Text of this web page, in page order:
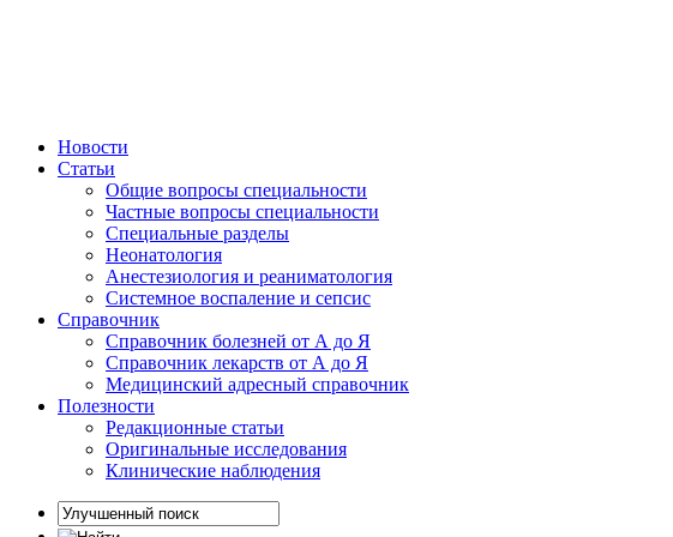
Новости
Статьи
Общие вопросы специальности
Частные вопросы специальности
Специальные разделы
Неонатология
Анестезиология и реаниматология
Системное воспаление и сепсис
Справочник
Справочник болезней от А до Я
Справочник лекарств от А до Я
Медицинский адресный справочник
Полезности
Редакционные статьи
Оригинальные исследования
Клинические наблюдения